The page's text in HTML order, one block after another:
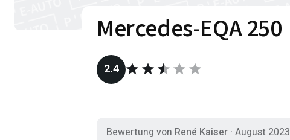
Mercedes-EQA 250
2.4 starstarstarstarstar
Bewertung von René Kaiser · August 2023